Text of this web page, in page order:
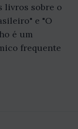
livros sobre o
e "O
é um
frequente